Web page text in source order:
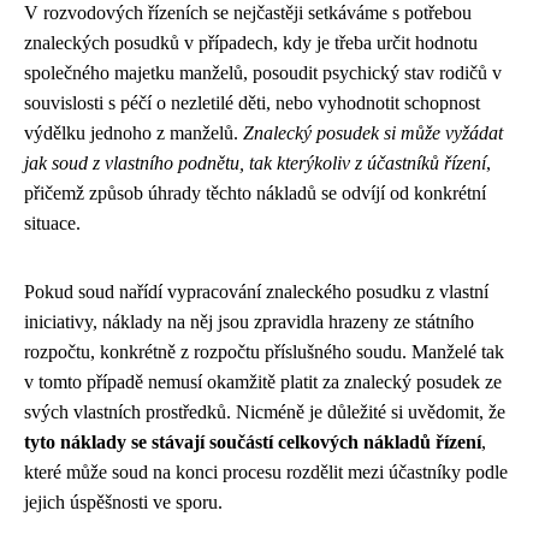
V rozvodových řízeních se nejčastěji setkáváme s potřebou
znaleckých posudků v případech, kdy je třeba určit hodnotu
společného majetku manželů, posoudit psychický stav rodičů v
souvislosti s péčí o nezletilé děti, nebo vyhodnotit schopnost
výdělku jednoho z manželů. Znalecký posudek si může vyžádat
jak soud z vlastního podnětu, tak kterýkoliv z účastníků řízení,
přičemž způsob úhrady těchto nákladů se odvíjí od konkrétní
situace.
Pokud soud nařídí vypracování znaleckého posudku z vlastní
iniciativy, náklady na něj jsou zpravidla hrazeny ze státního
rozpočtu, konkrétně z rozpočtu příslušného soudu. Manželé tak
v tomto případě nemusí okamžitě platit za znalecký posudek ze
svých vlastních prostředků. Nicméně je důležité si uvědomit, že
tyto náklady se stávají součástí celkových nákladů řízení,
které může soud na konci procesu rozdělit mezi účastníky podle
jejich úspěšnosti ve sporu.